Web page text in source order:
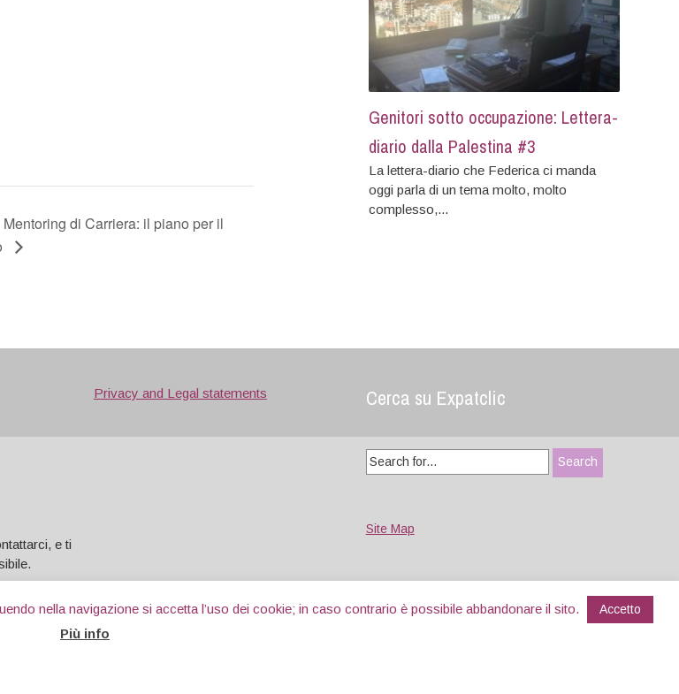
di Carriera: il piano per il
Genitori sotto occupazione: Lettera-
diario dalla Palestina #3
La lettera-diario che Federica ci manda
oggi parla di un tema molto, molto
complesso,...
e ti
Privacy and Legal statements Cerca su Expatclic
Search
for:
Site Map
nella navigazione si accetta l’uso dei cookie; in caso contrario è possibile abbandonare il sito. Accetto
Più info